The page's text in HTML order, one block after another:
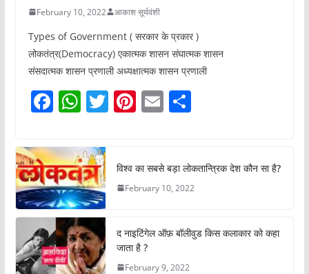
February 10, 2022 आकाश सूर्यवंशी
Types of Government ( सरकार के प्रकार )
लोकतंत्र(Democracy) एकात्मक शासन संघात्मक शासन
संसदात्मक शासन प्रणाली अध्यक्षात्मक शासन प्रणाली
F
c
e
b
o
o
k
W
at
s
A
p
p
T
er
Pi
e
st
E
l
S
e
विश्व का सबसे बड़ा लोकतान्त्रिक देश कौन सा है?
February 10, 2022
द नाइटिंगेल ऑफ़ बॉलीवुड किस कलाकार को कहा
जाता है ?
February 9, 2022